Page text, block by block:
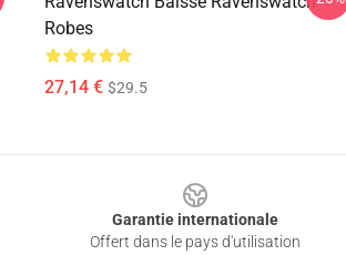
Robes
27,14 € $29.5
Garantie internationale
Offert dans le pays d'utilisation